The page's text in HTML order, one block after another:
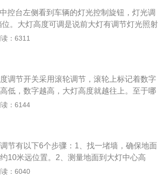
以看到明显的变化。4、大灯高度调节分为
有驾驶员一人时选择0，如果车上有驾驶员和
车辆的前灯保持在最佳范围内。5、大灯高度
调节，调节的时候相应的仪表灯和中控亮度
控台左侧看到车辆的灯光控制旋钮，灯光调
。大灯高度可调是说前大灯有调节灯光照射
以便获得较佳的照射范围，从而提高道路行
，其搭载了1.5l涡轮增压发动机，最大功率
匹配的是5挡手动变速箱。
读：6311
调节开关采用滚轮调节，滚轮上标记着数字
低，数字越高，大灯高度就越往上。至于哪
况来进行选择，车辆载重情况会导致不同差
不过此操作需要在点火状态下进行。2、远
只需要向驾驶员方向拉动一下灯光操作杆即
盘中，可以看到远光灯符号灯发亮。3、雾
间，按下即可开启。4、自动大灯、近光
置时代表自动大灯开启。依次旋转该按键，
读：6144
节有以下6个步骤：1、找一堵墙，确保地面
10米远位置。2、测量地面到大灯中心高
墙上比大灯低0.1米地方张贴一个水平遮蔽
读：6040